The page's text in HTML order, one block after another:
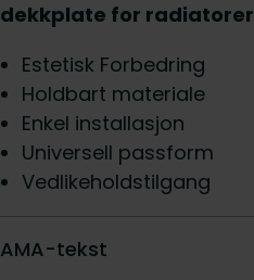
dekkplate for radiatorer
Estetisk Forbedring
Holdbart materiale
Enkel installasjon
Universell passform
Vedlikeholdstilgang
AMA-tekst